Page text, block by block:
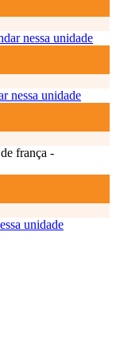
nessa unidade
nessa unidade
frança -
unidade